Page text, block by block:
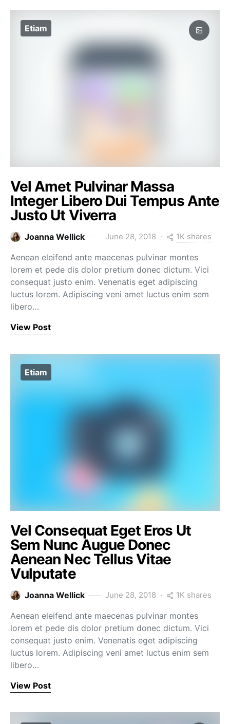
Etiam
Vel Amet Pulvinar Massa
Integer Libero Dui Tempus Ante
Justo Ut Viverra
Joanna Wellick June 28, 2018 1K shares
Aenean eleifend ante maecenas pulvinar montes
lorem et pede dis dolor pretium donec dictum. Vici
consequat justo enim. Venenatis eget adipiscing
luctus lorem. Adipiscing veni amet luctus enim sem
libero…
View Post
Etiam
Vel Consequat Eget Eros Ut
Sem Nunc Augue Donec
Aenean Nec Tellus Vitae
Vulputate
Joanna Wellick June 28, 2018 1K shares
Aenean eleifend ante maecenas pulvinar montes
lorem et pede dis dolor pretium donec dictum. Vici
consequat justo enim. Venenatis eget adipiscing
luctus lorem. Adipiscing veni amet luctus enim sem
libero…
View Post